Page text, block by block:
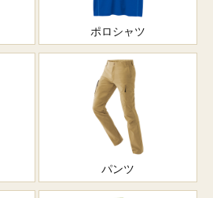
ポロシャツ
パンツ